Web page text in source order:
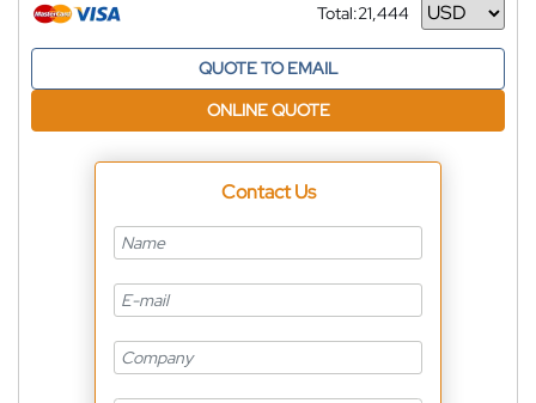
Total:21,444
Currency
QUOTE TO EMAIL
ONLINE QUOTE
Contact Us